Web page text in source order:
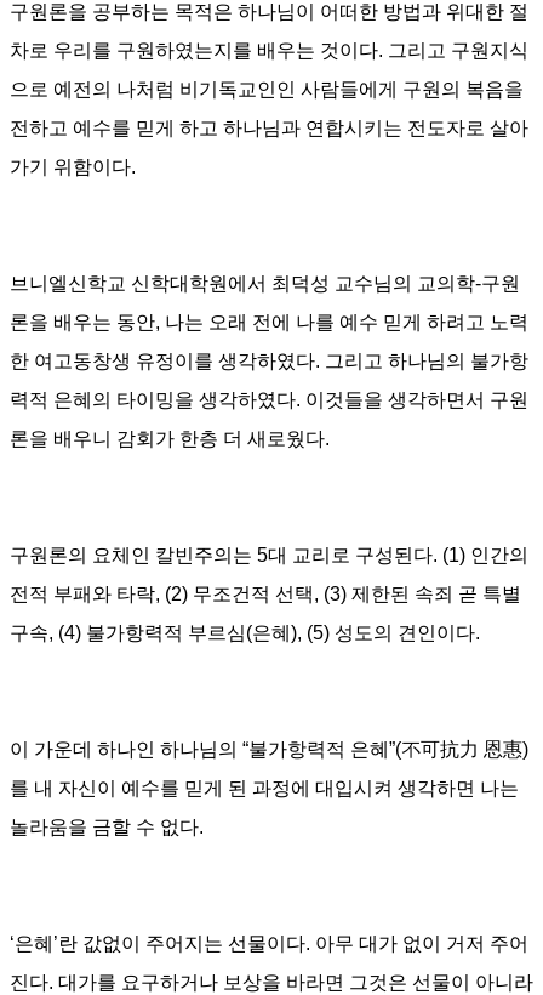
구원론을 공부하는 목적은 하나님이 어떠한 방법과 위대한 절
차로 우리를 구원하였는지를 배우는 것이다. 그리고 구원지식
으로 예전의 나처럼 비기독교인인 사람들에게 구원의 복음을
전하고 예수를 믿게 하고 하나님과 연합시키는 전도자로 살아
가기 위함이다.
브니엘신학교 신학대학원에서 최덕성 교수님의 교의학-구원
론을 배우는 동안, 나는 오래 전에 나를 예수 믿게 하려고 노력
한 여고동창생 유정이를 생각하였다. 그리고 하나님의 불가항
력적 은혜의 타이밍을 생각하였다. 이것들을 생각하면서 구원
론을 배우니 감회가 한층 더 새로웠다.
구원론의 요체인 칼빈주의는 5대 교리로 구성된다. (1) 인간의
전적 부패와 타락, (2) 무조건적 선택, (3) 제한된 속죄 곧 특별
구속, (4) 불가항력적 부르심(은혜 ), (5) 성도의 견인이다.
이 가운데 하나인 하나님의 “불가항력적 은혜 ”(不可抗力 恩惠)
를 내 자신이 예수를 믿게 된 과정에 대입시켜 생각하면 나는
놀라움을 금할 수 없다.
‘은혜 ’란 값없이 주어지는 선물이다. 아무 대가 없이 거저 주어
진다. 대가를 요구하거나 보상을 바라면 그것은 선물이 아니라